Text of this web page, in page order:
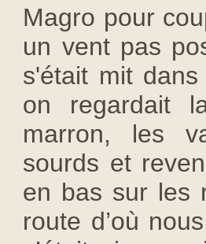
Magro pour
un vent pas
s'était mit
on regardait
marron, les
sourds et
en bas sur les
route d’où